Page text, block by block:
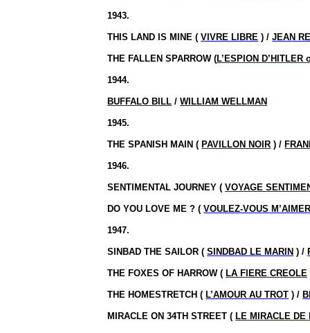
1943.
THIS LAND IS MINE (VIVRE LIBRE ) /JEAN
THE FALLEN SPARROW (L’ESPION D’HITLER
1944.
BUFFALO BILL /WILLIAM WELLMAN
1945.
THE SPANISH MAIN ( PAVILLON NOIR ) /
1946.
SENTIMENTAL JOURNEY (VOYAGE
DO YOU LOVE ME ?(VOULEZ-VOUS
1947.
SINBAD THE SAILOR (SINDBAD LE MARIN ) /
THE FOXES OF HARROW ( LA FIERE CREOLE
THE HOMESTRETCH ( L’AMOUR AU TROT ) /
MIRACLE ON 34TH STREET ( LE MIRACLE DE